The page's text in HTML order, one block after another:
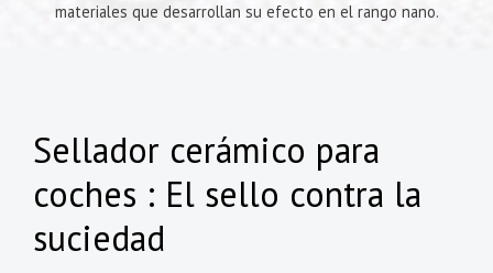
materiales que desarrollan su efecto en el rango nano.
Sellador cerámico para
coches : El sello contra la
suciedad